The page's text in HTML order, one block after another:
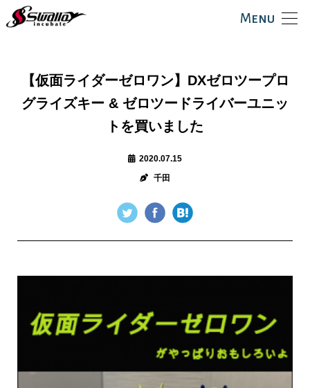
Menu
【仮面ライダーゼロワン】DXゼロツープロ
グライズキー & ゼロツードライバーユニッ
トを買いました
2020.07.15
千田